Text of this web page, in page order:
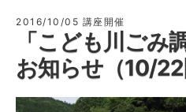
環
境
教
室
岡
2016/10/05 講座開催
「こども川ごみ
お知らせ（10/22